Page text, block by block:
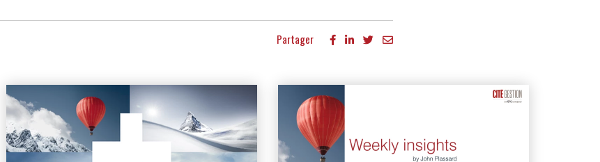
Partager
Autres publications